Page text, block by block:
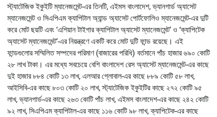
স্ট্যাটেজিক ইকুইটি ম্যানেজমেন্ট-এর তিনটি, এইমস বাংলাদেশ, ভ্যানগার্ড অ্যাসেট
ম্যানেজমেন্ট ও সিএপিএম ক্যাপিটাল অ্যান্ড অ্যাসেট পোর্টফোলিও ম্যানেজমেন্ট-এর দুটি
করে মোট ছয়টি এবং ‘এশিয়ান টাইগার ক্যাপিটাল অ্যাসেট ম্যানেজমেন্ট’ ও ‘ক্যাপিটেক
অ্যাসেট ম্যানেজমেন্ট’-এর নিয়ন্ত্রণে একটি করে মোট দুটি ফান্ড রয়েছে। এই
ফান্ডগুলোর সম্মিলিত সম্পদের পরিমাণ (বাজারের পরিধি) বর্তমানে পাঁচ হাজার ৬৯০ কোটি
২৮ লাখ টাকা। এর মধ্যে সবচেয়ে বেশি বাংলাদেশ রেস অ্যাসেট ম্যানেজমেন্ট-এর কাছে
দুই হাজার ৮৮৪ কোটি ১৩ লাখ, এলআর গ্লোবাল-এর কাছে ৮৮৯ কোটি ৫৮ লাখ,
আইসিবি-এর কাছে ৮০৩ কোটি ২০ লাখ, স্ট্যাটেজিক ইকুইটির কাছে ২৭২ কোটি ৯৫
লাখ, ভ্যানগার্ড-এর কাছে ২৬৩ কোটি পাঁচ লাখ, এইমস বাংলাদেশ-এর কাছে ২৪২ কোটি
৯২ লাখ, সিএপিএম ক্যাপিটাল-এর কাছে ১১৬ কোটি ৯৮ লাখ, ক্যাপিটেক-এর কাছে